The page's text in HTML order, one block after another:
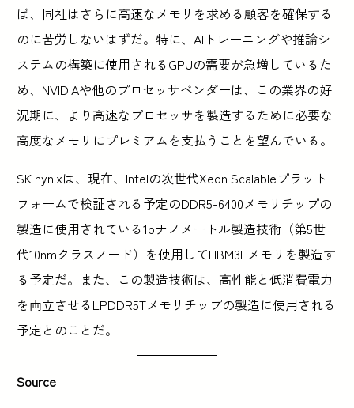
ば、同社はさらに高速なメモリを求める顧客を確保する
のに苦労しないはずだ。特に、AIトレーニングや推論シ
ステムの構築に使用されるGPUの需要が急増しているた
め、NVIDIAや他のプロセッサベンダーは、この業界の好
況期に、より高速なプロセッサを製造するために必要な
高度なメモリにプレミアムを支払うことを望んでいる。
SK hynixは、現在、Intelの次世代Xeon Scalableプラット
フォームで検証される予定のDDR5-6400メモリチップの
製造に使用されている1bナノメートル製造技術（第5世
代10nmクラスノード）を使用してHBM3Eメモリを製造す
る予定だ。また、この製造技術は、高性能と低消費電力
を両立させるLPDDR5Tメモリチップの製造に使用される
予定とのことだ。
Source